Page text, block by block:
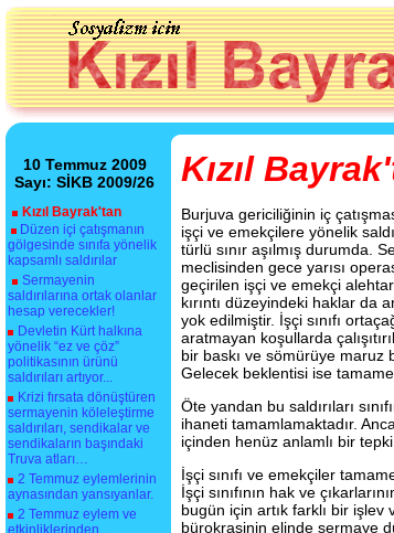
10 Temmuz 2009
Sayı: SİKB 2009/26
Kızıl Bayrak'tan
Düzen içi çatışmanın
gölgesinde sınıfa yönelik
kapsamlı saldırılar
Sermayenin
saldırılarına ortak olanlar
hesap verecekler!
Devletin Kürt halkına
yönelik “ez ve çöz”
politikasının ürünü
saldırıları artıyor...
Krizi fırsata dönüştüren
sermayenin köleleştirme
saldırıları, sendikalar ve
sendikaların başındaki
Truva atları…
2 Temmuz eylemlerinin
aynasından yansıyanlar.
2 Temmuz eylem ve
etkinliklerinden...
Kızıl
Burjuva gericiliğinin iç
işçi ve emekçilere yönelik
türlü sınır aşılmış durumda.
meclisinden gece yarısı
geçirilen işçi ve emekçi
kırıntı düzeyindeki haklar da
yok edilmiştir. İşçi sınıfı
aratmayan koşullarda
bir baskı ve sömürüye maruz
Gelecek beklentisi ise
Öte yandan bu saldırıları
ihaneti tamamlamaktadır.
içinden henüz anlamlı bir
İşçi sınıfı ve emekçiler
İşçi sınıfının hak ve
bugün için artık farklı bir
bürokrasinin elinde sermaye